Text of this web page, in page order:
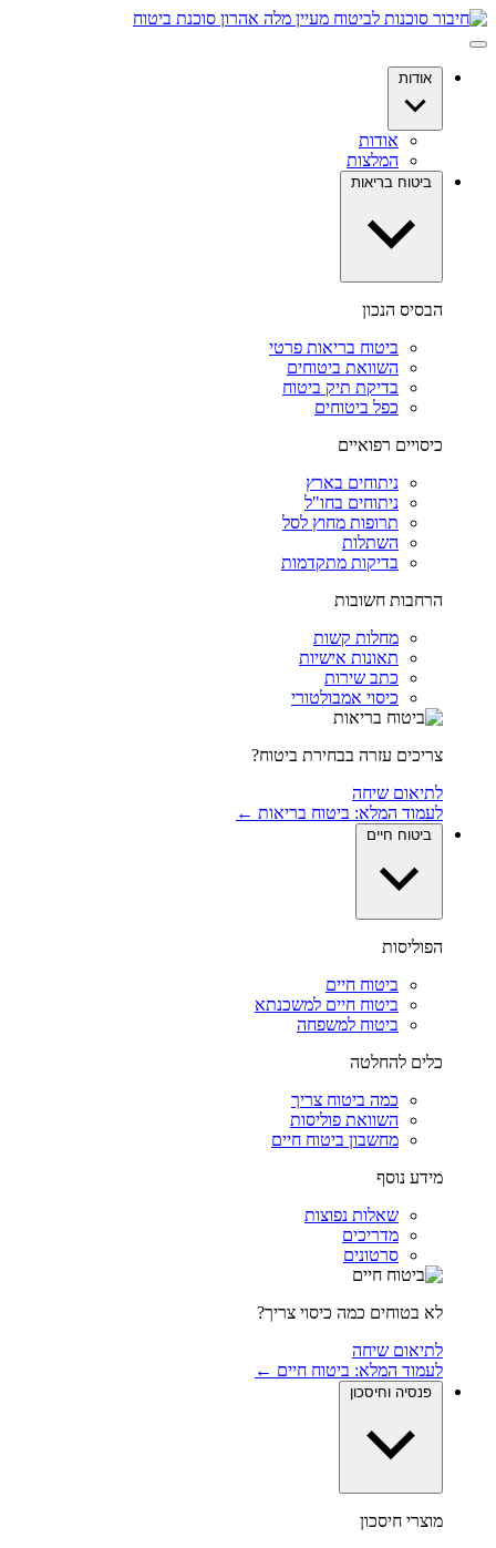
דלג
לתוכן
אודות
אודות
המלצות
ביטוח בריאות
הבסיס הנכון
ביטוח בריאות פרטי
השוואת ביטוחים
בדיקת תיק ביטוח
כפל ביטוחים
כיסויים רפואיים
ניתוחים בארץ
ניתוחים בחו"ל
תרופות מחוץ לסל
השתלות
בדיקות מתקדמות
הרחבות חשובות
מחלות קשות
תאונות אישיות
כתב שירות
כיסוי אמבולטורי
צריכים עזרה בבחירת ביטוח?
לתיאום שיחה
לעמוד המלא: ביטוח בריאות ←
ביטוח חיים
הפוליסות
ביטוח חיים
ביטוח חיים למשכנתא
ביטוח למשפחה
כלים להחלטה
כמה ביטוח צריך
השוואת פוליסות
מחשבון ביטוח חיים
מידע נוסף
שאלות נפוצות
מדריכים
סרטונים
לא בטוחים כמה כיסוי צריך?
לתיאום שיחה
לעמוד המלא: ביטוח חיים ←
פנסיה וחיסכון
מוצרי חיסכון